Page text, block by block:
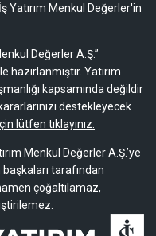
Yatırım Menkul Değerler'in
Değerler A.Ş.”
Yatırım
kapsamında değildir
destekleyecek
lütfen tıklayınız.
Menkul Değerler A.Ş.’ye
tarafından
çoğaltılamaz,